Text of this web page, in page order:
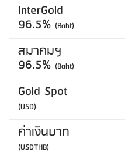
InterGold
96.5% (Baht)
สมาคมฯ
96.5% (Baht)
Gold Spot
(USD)
ค่าเงินบาท
(USDTHB)